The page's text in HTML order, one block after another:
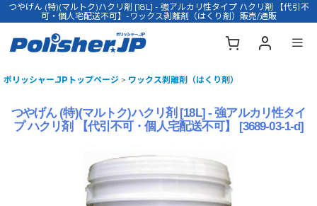
つやげん (特)(マルトク)ハクリ剤 [18L] - 強アルカリ性タイプ ハクリ剤 【代引不
可・個人宅配送不可】-ワックス剥離剤（はくり剤）販売/通販
ポリッシャー.JPトップページ > ワックス剥離剤（はくり剤）
つやげん (特)(マルトク)ハクリ剤 [18L] - 強アルカリ性タイ
プ ハクリ剤 【代引不可・個人宅配送不可】
[3689-03-1-d]